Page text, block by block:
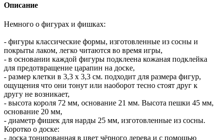
Описание
Немного о фигурах и фишках:
- фигуры классические формы, изготовленные из сосны и
покрыты лаком, легко читаются во время игры,
- в основании каждой фигуры подклеена кожаная подклейка
для предотвращение царапин на доске,
- размер клетки в 3,3 x 3,3 см. подходит для размера фигур,
ощущения что они тонут или наоборот тесно стоят друг к
другу не возникает,
- высота короля 72 мм, основание 21 мм. Высота пешки 45 мм,
основание 20 мм,
- диаметр фишек для нарды 25 мм, изготовленные из сосны.
Коротко о доске:
- доска тонированная в цвет чёрного дерева и с помощью